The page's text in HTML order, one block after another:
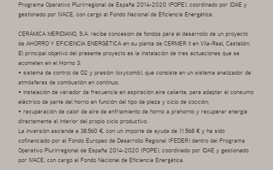
Programa Operativo Plurirregional de España 2014-2020 (POPE), coordinado por IDAE y
gestionado por IVACE, con cargo al Fondo Nacional de Eficiencia Energética.
CERÁMICA MERIDIANO, S.A. recibe concesión de fondos para el desarrollo de un proyecto
de AHORRO Y EFICIENCIA ENERGÉTICA en su planta de CERMER II en Vila-Real, Castellón.
El principal objetivo del presente proyecto es la instalación de tres actuaciones que se
acometen en el Horno 3:
• sistema de control de O2 y presión (oxycomb), que consiste en un sistema analizador de
atmósferas de combustión en continuo;
• instalación de variador de frecuencia en aspiración aire caliente, para adaptar el consumo
eléctrico de parte del horno en función del tipo de pieza y ciclo de cocción;
• recuperación de calor de aire de enfriamiento de horno a prehorno y recuperar energía
directamente al interior del propio ciclo productivo.
La inversión asciende a 38.560 €, con un importe de ayuda de 11.568 € y ha sido
cofinanciado por el Fondo Europeo de Desarrollo Regional (FEDER) dentro del Programa
Operativo Plurirregional de España 2014-2020 (POPE), coordinado por IDAE y gestionado
por IVACE, con cargo al Fondo Nacional de Eficiencia Energética.